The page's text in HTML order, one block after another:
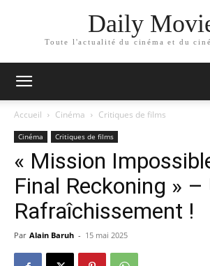
Daily
Toute l'actualité du cinéma et du
Accueil Cinéma Critiques de films
Cinéma Critiques de films
« Mission
Final Reckoning » –
Rafraîchissement !
Par Alain Baruh - 15 mai 2025